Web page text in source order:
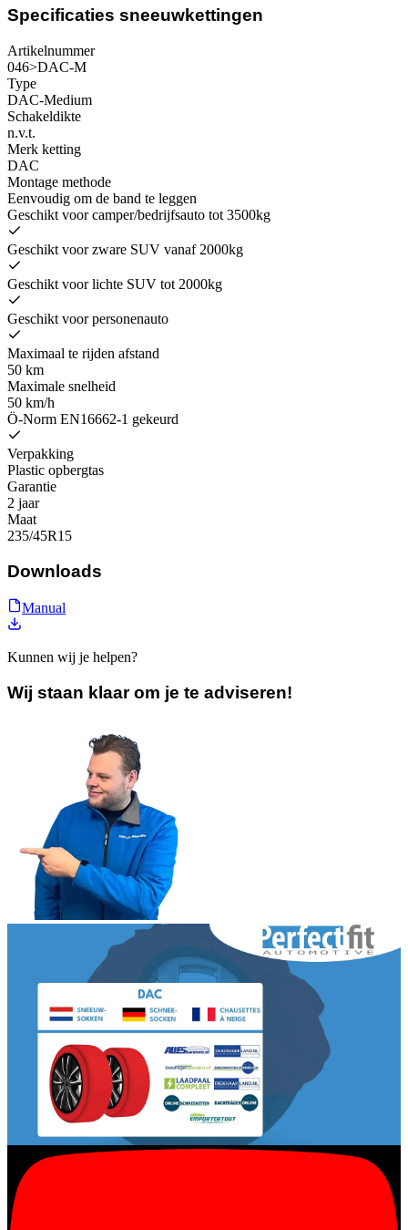
Specificaties sneeuwkettingen
Artikelnummer
046>DAC-M
Type
DAC-Medium
Schakeldikte
n.v.t.
Merk ketting
DAC
Montage methode
Eenvoudig om de band te leggen
Geschikt voor camper/bedrijfsauto tot 3500kg
Geschikt voor zware SUV vanaf 2000kg
Geschikt voor lichte SUV tot 2000kg
Geschikt voor personenauto
Maximaal te rijden afstand
50 km
Maximale snelheid
50 km/h
Ö-Norm EN16662-1 gekeurd
Verpakking
Plastic opbergtas
Garantie
2 jaar
Maat
235/45R15
Downloads
Manual
Kunnen wij je helpen?
Wij staan klaar om je te adviseren!